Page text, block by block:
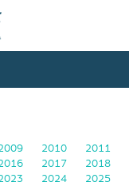
2010 2011
2017 2018
2024 2025